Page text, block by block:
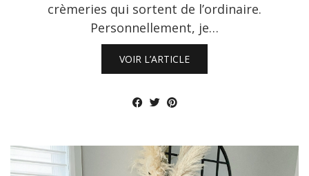
crèmeries qui sortent de l’ordinaire.
Personnellement, je…
VOIR L’ARTICLE